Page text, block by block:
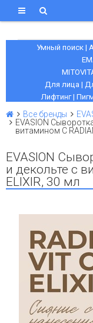
Умный поиск|
Для лица |
Лифтинг|
Все бренды
EVASION
витамином С
EVASION
и декольте с
ELIXIR, 30 мл